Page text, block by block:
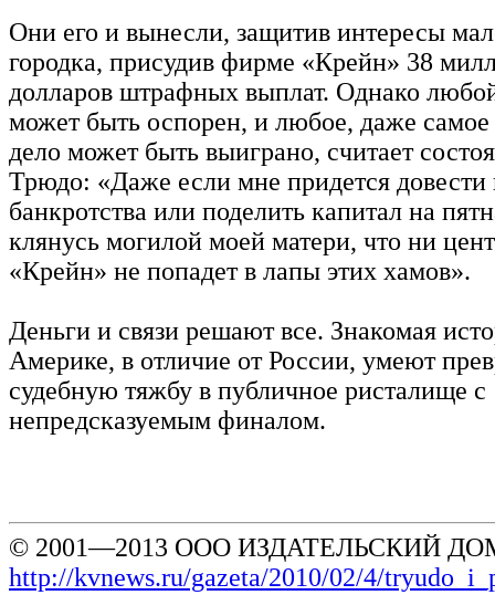
Они его и вынесли, защитив интересы
городка, присудив фирме «Крейн» 38
долларов штрафных выплат. Однако
может быть оспорен, и любое, даже самое
дело может быть выиграно, считает
Трюдо: «Даже если мне придется довести
банкротства или поделить капитал на
клянусь могилой моей матери, что ни
«Крейн» не попадет в лапы этих хамов».
Деньги и связи решают все. Знакомая
Америке, в отличие от России, умеют
судебную тяжбу в публичное ристалище с
непредсказуемым финалом.
© 2001—2013 ООО ИЗДАТЕЛЬСКИЙ
http://kvnews.ru/gazeta/2010/02/4/